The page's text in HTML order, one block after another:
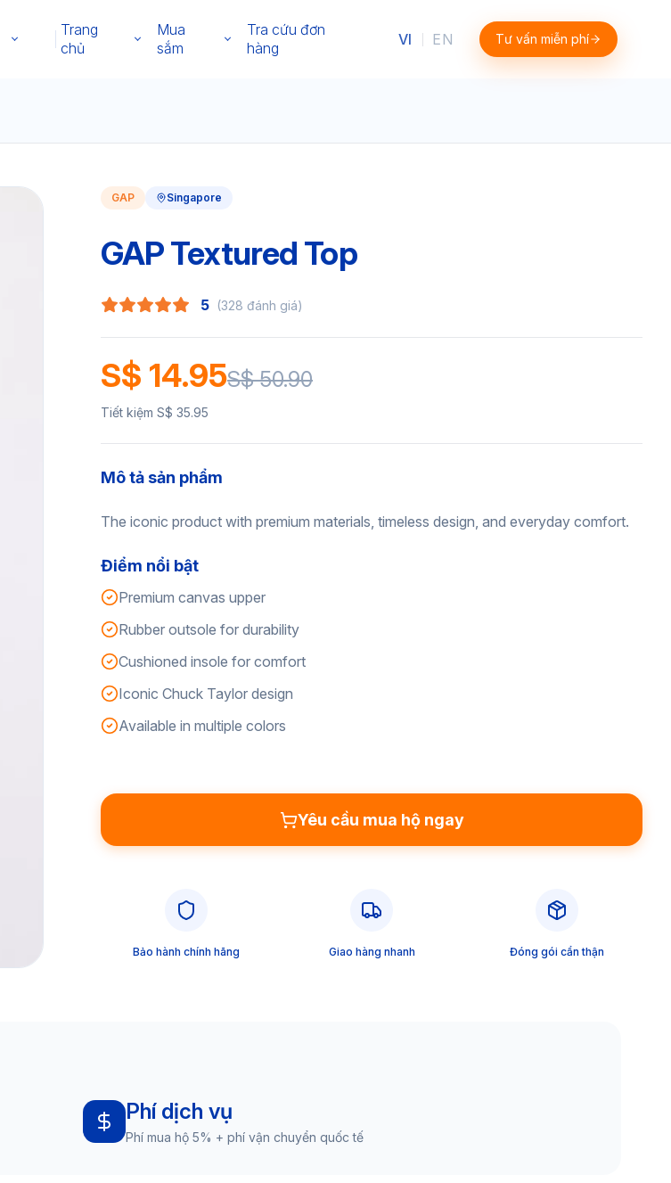
Trang
chủ
Mua
sắm
Tra cứu đơn
hàng
VI EN Tư vấn miễn phí
GAP Singapore
GAP Textured Top
5 (328 đánh giá)
S$ 14.95S$ 50.90
Tiết kiệm S$ 35.95
Mô tả sản phẩm
The iconic product with premium materials, timeless design, and everyday comfort.
Điểm nổi bật
Premium canvas upper
Rubber outsole for durability
Cushioned insole for comfort
Iconic Chuck Taylor design
Available in multiple colors
Yêu cầu mua hộ ngay
Bảo hành chính hãng Giao hàng nhanh Đóng gói cẩn thận
Phí dịch vụ
Phí mua hộ 5% + phí vận chuyển quốc tế